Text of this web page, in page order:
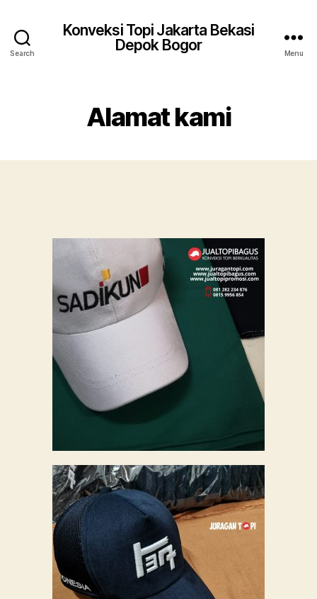
Search
Konveksi Topi Jakarta Bekasi
Depok Bogor
Menu
Alamat kami